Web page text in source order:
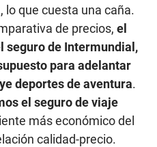
lo que cuesta una caña.
de precios, el
seguro de Intermundial,
para adelantar
deportes de aventura.
el seguro de viaje
más económico del
calidad-precio.